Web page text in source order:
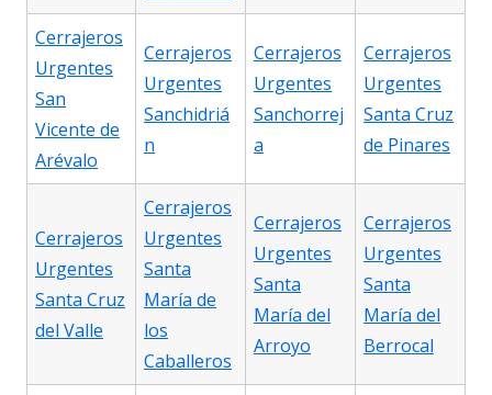
Cerrajeros
Urgentes
San
Vicente de
Arévalo
Cerrajeros
Urgentes
Sanchidriá
n
Cerrajeros
Urgentes
Sanchorrej
a
Cerrajeros
Urgentes
Santa Cruz
de Pinares
Cerrajeros
Urgentes
Santa Cruz
del Valle
Cerrajeros
Urgentes
Santa
María de
los
Caballeros
Cerrajeros
Urgentes
Santa
María del
Arroyo
Cerrajeros
Urgentes
Santa
María del
Berrocal